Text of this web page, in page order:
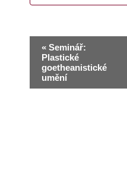
v
« Seminář:
Plastické
goetheanistické
umění